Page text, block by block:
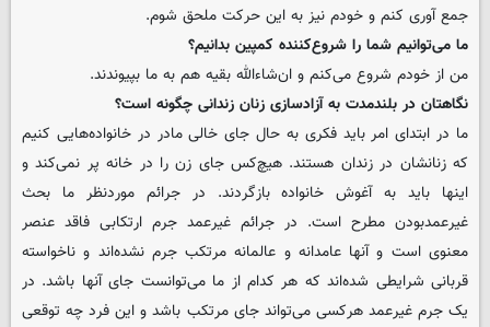
جمع آوری کنم و خودم نیز به این حرکت ملحق شوم.
‌ما می‌توانیم شما را شروع‌کننده کمپین بدانیم؟
من از خودم شروع می‌کنم و ان­‌شاء‌الله بقیه هم به ما بپیوندند.
‌نگاهتان در بلندمدت به آزادسازی زنان زندانی چگونه است؟
ما در ابتدای امر باید فکری به حال جای خالی مادر در خانواده‌هایی کنیم
که زنانشان در زندان هستند. هیچ‌کس جای زن را در خانه پر نمی‌کند و
اینها باید به آغوش خانواده بازگردند. در جرائم موردنظر ما بحث
غیرعمدبودن مطرح است. در جرائم غیرعمد جرم ارتکابی فاقد عنصر
معنوی است و آنها عامدانه و عالمانه مرتکب جرم نشده‌اند و ناخواسته
قربانی شرایطی شده‌اند که هر کدام از ما می‌توانست جای آنها باشد. در
یک جرم غیرعمد هرکسی می‌تواند جای مرتکب باشد و این فرد چه توقعی